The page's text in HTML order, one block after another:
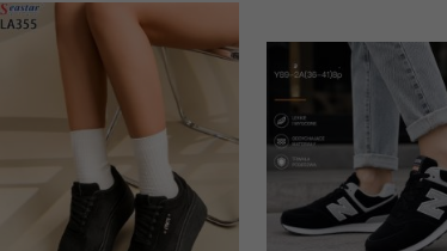
Materiały reklamowo - promocyjne wysyłamy
szczególności newslettera wysyłanego Klientowi,
zawierającego akceptację na otrzymywanie
naszym Sklepie. Materiały te dotyczą wyłącznie oferty
Wszelkie pytania, wnioski i sugestie odnoszące się
osobowych prosimy zgłaszać na email